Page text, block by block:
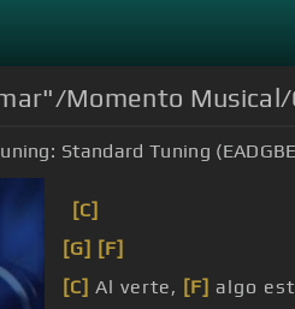
Momento Musical/
Standard Tuning
[C]
[G] [F]
[C] Al verte, [F] algo